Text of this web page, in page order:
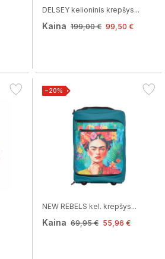
DELSEY kelioninis krepšys...
Kaina 199,00 € 99,50 €
−20%
NEW REBELS kel. krepšys...
Kaina 69,95 € 55,96 €